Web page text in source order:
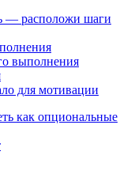
— расположи шаги
выполнения
для мотивации
как опциональные